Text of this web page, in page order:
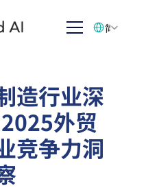
造行业深
外贸
竞争力洞
简体中文